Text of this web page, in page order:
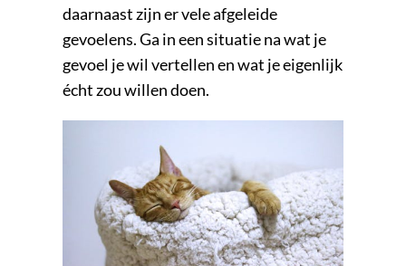
daarnaast zijn er vele afgeleide
gevoelens. Ga in een situatie na wat je
gevoel je wil vertellen en wat je eigenlijk
écht zou willen doen.